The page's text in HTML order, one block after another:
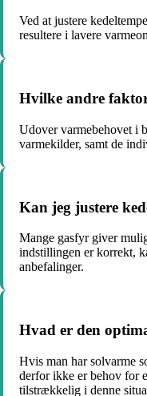
Ved at justere
resultere i lavere
Hvilke andre
Udover varmebehovet i
varmekilder, samt de
Kan jeg justere
Mange gasfyr giver
indstillingen er korrekt,
anbefalinger.
Hvad er den
Hvis man har solvarme
derfor ikke er behov for
tilstrækkelig i denne